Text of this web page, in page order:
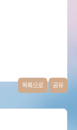
목록으로 공유